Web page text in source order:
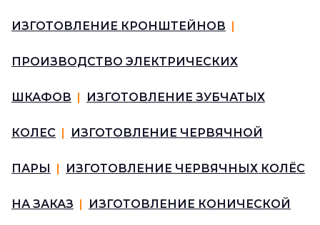
ИЗГОТОВЛЕНИЕ КРОНШТЕЙНОВ
ПРОИЗВОДСТВО ЭЛЕКТРИЧЕСКИХ
ШКАФОВ ИЗГОТОВЛЕНИЕ ЗУБЧАТЫХ
КОЛЕС ИЗГОТОВЛЕНИЕ ЧЕРВЯЧНОЙ
ПАРЫ ИЗГОТОВЛЕНИЕ ЧЕРВЯЧНЫХ КОЛЁС
НА ЗАКАЗ ИЗГОТОВЛЕНИЕ КОНИЧЕСКОЙ